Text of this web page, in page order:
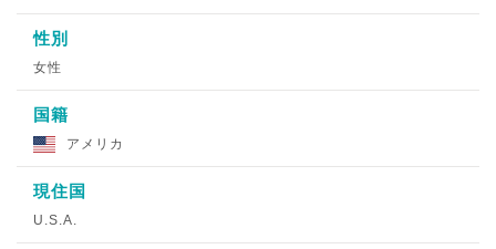
性別
女性
国籍
アメリカ
現住国
U.S.A.